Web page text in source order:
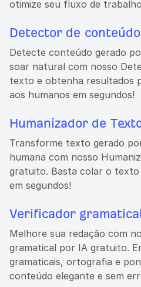
otimize seu fluxo de
Detector de
Detecte conteúdo gerado
soar natural com nosso
texto e obtenha resultados
aos humanos em segundos!
Humanizador de
Transforme texto gerado
humana com nosso
gratuito. Basta colar o
em segundos!
Verificador
Melhore sua redação com
gramatical por IA gratuito.
gramaticais, ortografia e
conteúdo elegante e sem